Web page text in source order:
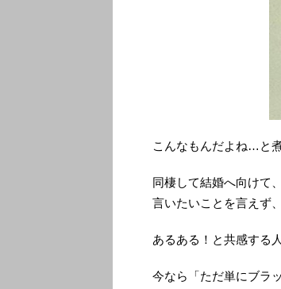
こんなもんだよね…と
同棲して結婚へ向けて
言いたいことを言えず
あるある！と共感する
今なら「ただ単にブラ